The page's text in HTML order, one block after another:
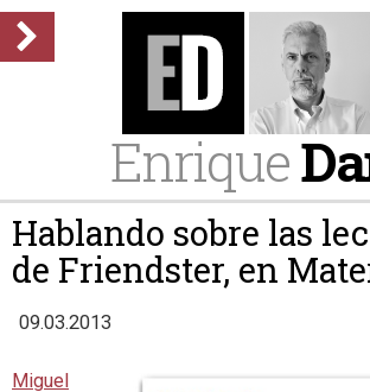
Enrique
Hablando sobre las
de Friendster, en
09.03.2013
Miguel